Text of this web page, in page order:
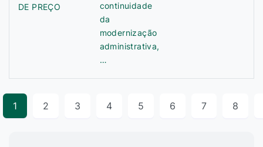
DE PREÇO
continuidade
da
modernização
administrativa,
…
1 2 3 4 5 6 7 8